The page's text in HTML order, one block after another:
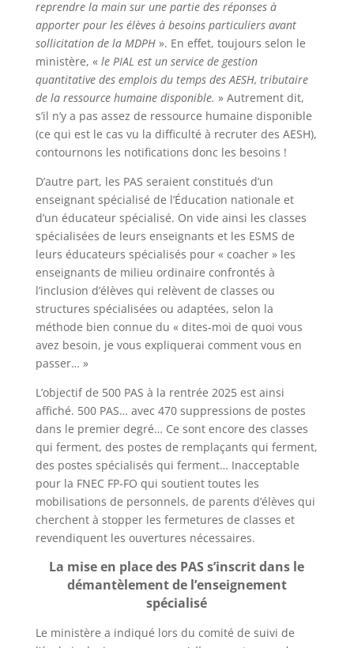
reprendre la main sur une partie des réponses à
apporter pour les élèves à besoins particuliers avant
sollicitation de la MDPH». En effet, toujours selon le
ministère, «le PIAL est un service de gestion
quantitative des emplois du temps des AESH, tributaire
de la ressource humaine disponible. » Autrement dit,
s’il n’y a pas assez de ressource humaine disponible
(ce qui est le cas vu la difficulté à recruter des AESH),
contournons les notifications donc les besoins !
D’autre part, les PAS seraient constitués d’un
enseignant spécialisé de l’Éducation nationale et
d’un éducateur spécialisé. On vide ainsi les classes
spécialisées de leurs enseignants et les ESMS de
leurs éducateurs spécialisés pour « coacher » les
enseignants de milieu ordinaire confrontés à
l’inclusion d’élèves qui relèvent de classes ou
structures spécialisées ou adaptées, selon la
méthode bien connue du « dites-moi de quoi vous
avez besoin, je vous expliquerai comment vous en
passer… »
L’objectif de 500 PAS à la rentrée 2025 est ainsi
affiché. 500 PAS… avec 470 suppressions de postes
dans le premier degré… Ce sont encore des classes
qui ferment, des postes de remplaçants qui ferment,
des postes spécialisés qui ferment… Inacceptable
pour la FNEC FP-FO qui soutient toutes les
mobilisations de personnels, de parents d’élèves qui
cherchent à stopper les fermetures de classes et
revendiquent les ouvertures nécessaires.
La mise en place des PAS s’inscrit dans le
démantèlement de l’enseignement
spécialisé
Le ministère a indiqué lors du comité de suivi de